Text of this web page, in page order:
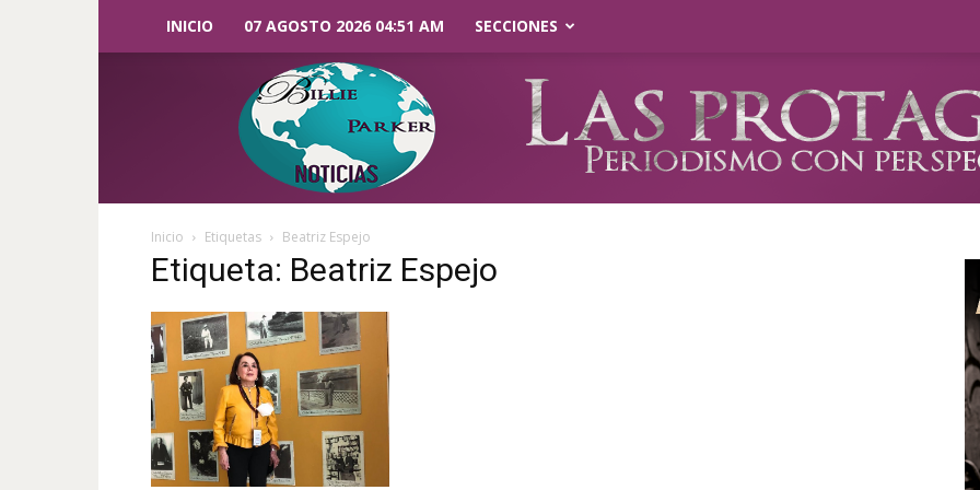
INICIO 07 AGOSTO 2026 04:51 AM SECCIONES
Parker
Noticias
Inicio Etiquetas Beatriz Espejo
Etiqueta: Beatriz Espejo